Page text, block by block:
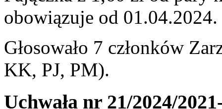
obowiązuje od 01.04.2024.
Głosowało 7 członków
KK, PJ, PM).
Uchwała nr 21/2024/